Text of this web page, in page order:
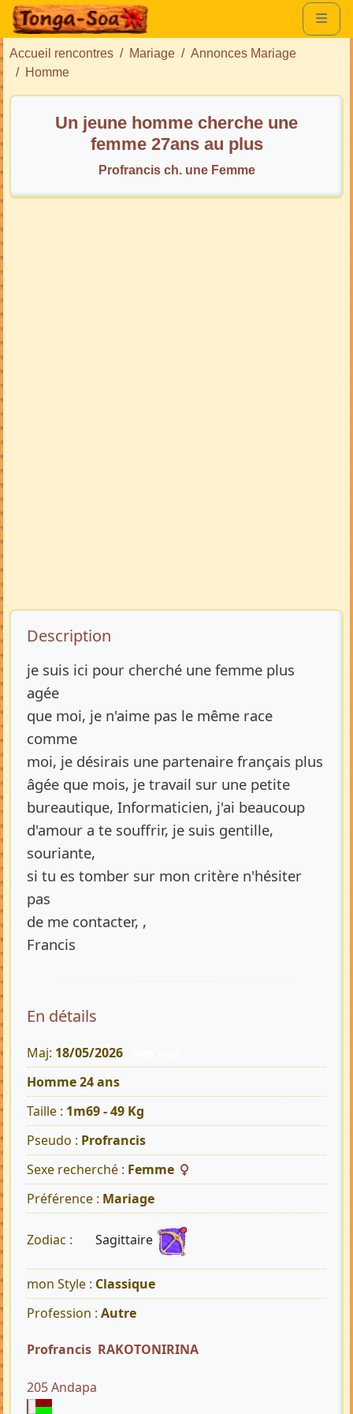
Accueil rencontres Mariage
Annonces Mariage
Homme
Un jeune homme cherche une
femme 27ans au plus
Profrancis ch. une Femme
Description de l’annonce
Description
je suis ici pour cherché une femme plus
agée
que moi, je n'aime pas le même race
comme
moi, je désirais une partenaire français plus
âgée que mois, je travail sur une petite
bureautique, Informaticien, j'ai beaucoup
d'amour a te souffrir, je suis gentille,
souriante,
si tu es tomber sur mon critère n'hésiter
pas
de me contacter, ,
Francis
En détails
Maj: 18/05/2026
Homme 24 ans
Taille : 1m69 - 49 Kg
Pseudo : Profrancis
Sexe recherché : Femme
Préférence : Mariage
Zodiac : Sagittaire
mon Style : Classique
Profession : Autre
Profrancis RAKOTONIRINA
205 Andapa